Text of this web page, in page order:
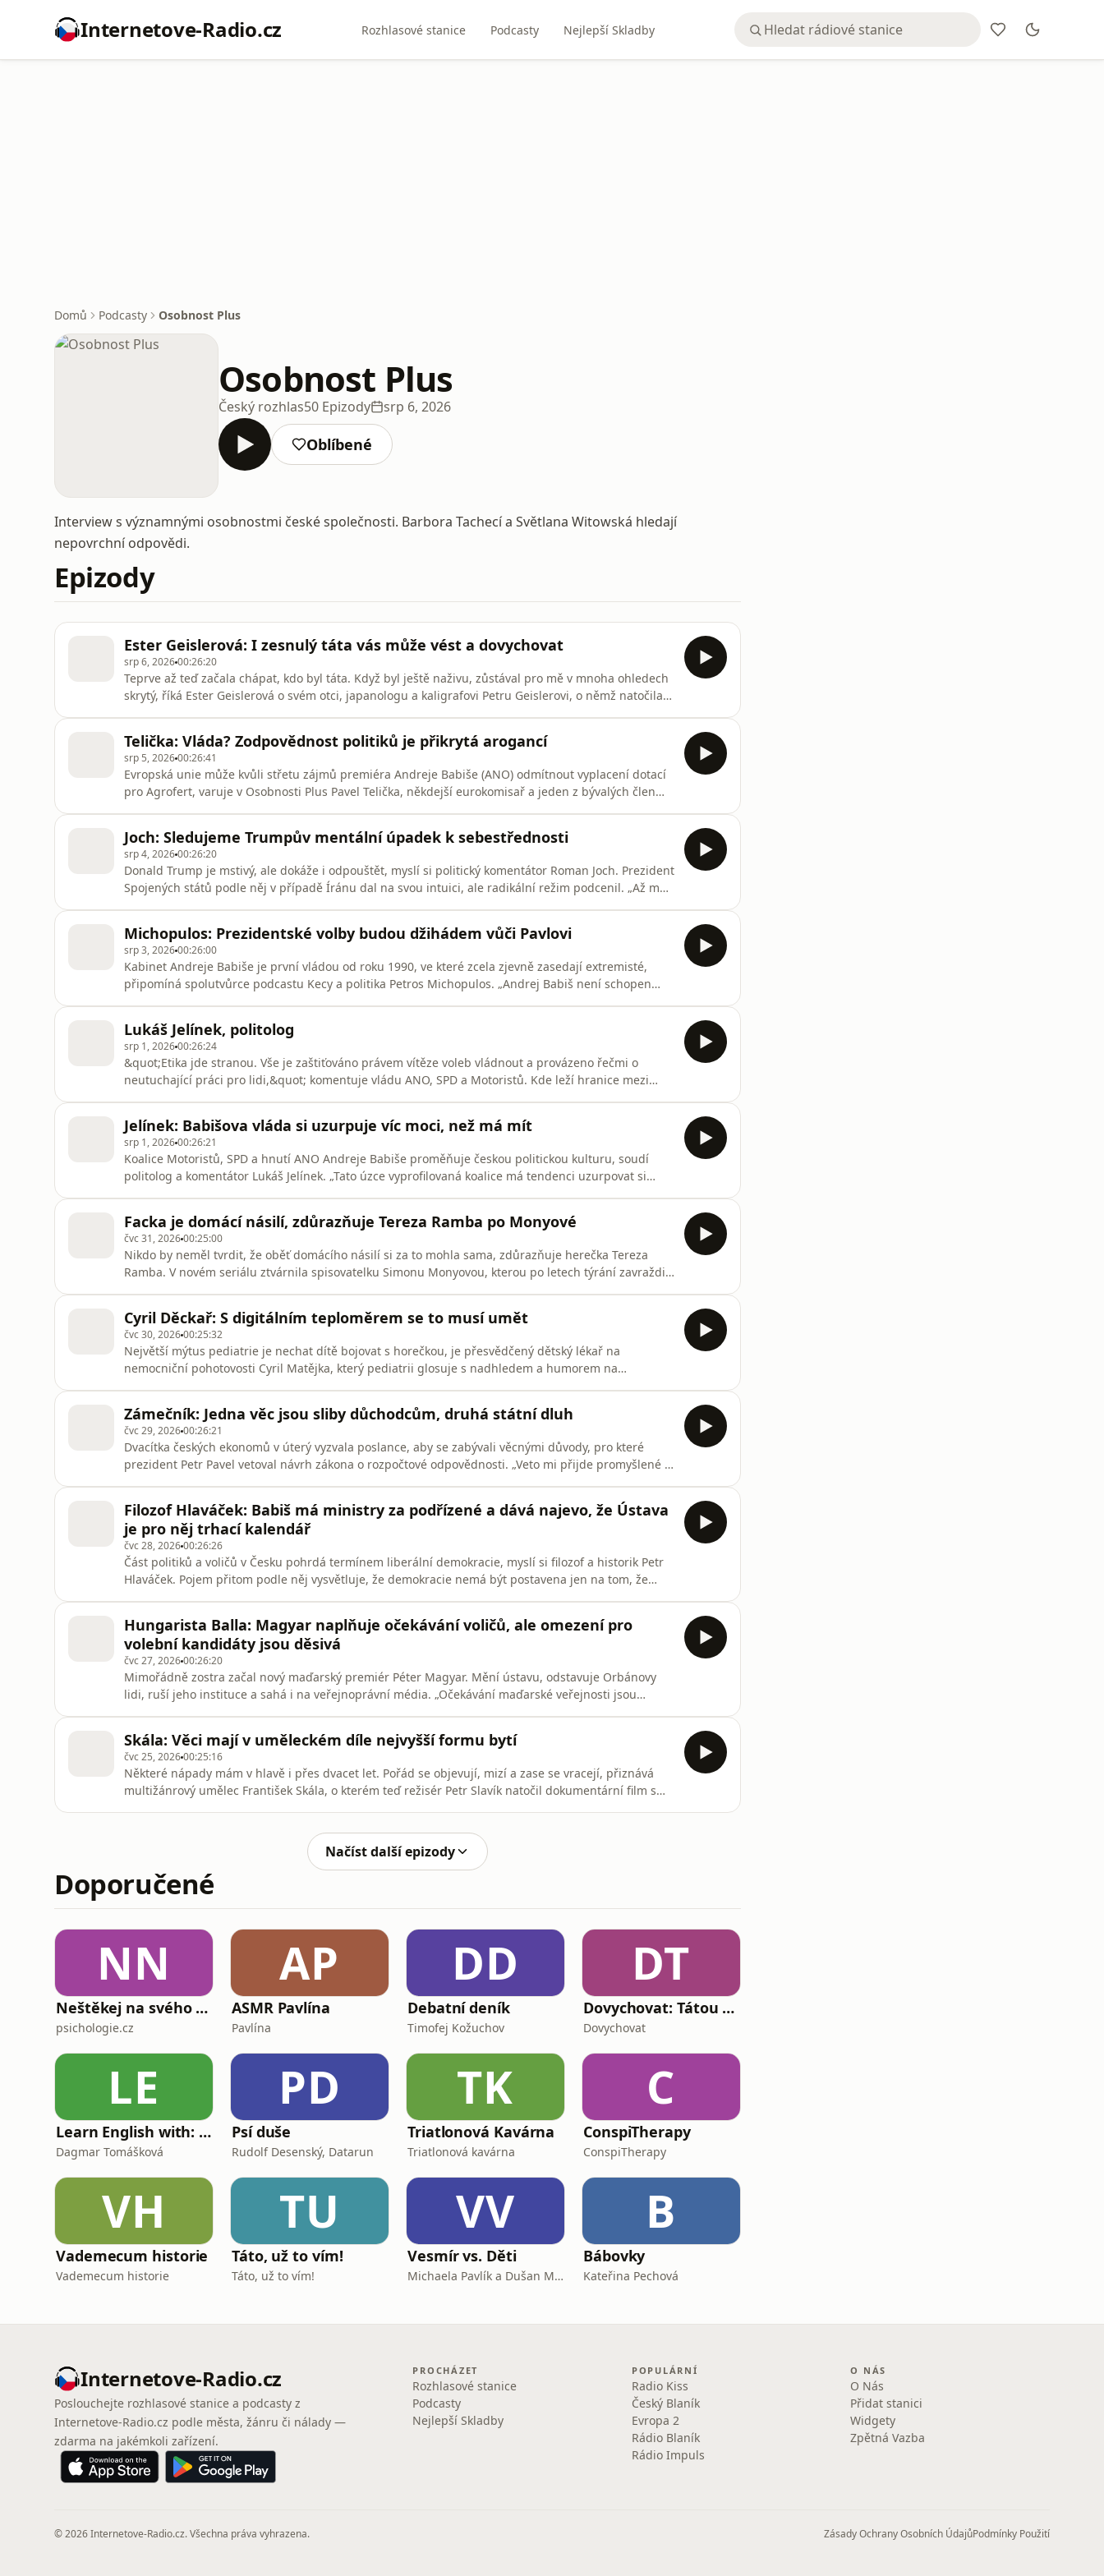
Internetove-Radio.cz Rozhlasové stanice Podcasty Nejlepší Skladby
Domů Podcasty Osobnost Plus
Osobnost Plus
Český rozhlas50 Epizody srp 6, 2026
Oblíbené
Interview s významnými osobnostmi české společnosti. Barbora Tachecí a Světlana Witowská hledají
nepovrchní odpovědi.
Epizody
Ester Geislerová: I zesnulý táta vás může vést a dovychovat
srp 6, 202600:26:20
Teprve až teď začala chápat, kdo byl táta. Když byl ještě naživu, zůstával pro mě v mnoha ohledech
skrytý, říká Ester Geislerová o svém otci, japanologu a kaligrafovi Petru Geislerovi, o němž natočila
film
Telička: Vláda? Zodpovědnost politiků je přikrytá arogancí
srp 5, 202600:26:41
Evropská unie může kvůli střetu zájmů premiéra Andreje Babiše (ANO) odmítnout vyplacení dotací
pro Agrofert, varuje v Osobnosti Plus Pavel Telička, někdejší eurokomisař a jeden z bývalých člen
zemi stále s
Joch: Sledujeme Trumpův mentální úpadek k sebestřednosti
srp 4, 202600:26:20
Donald Trump je mstivý, ale dokáže i odpouštět, myslí si politický komentátor Roman Joch. Prezident
Spojených států podle něj v případě Íránu dal na svou intuici, ale radikální režim podcenil. „Až mu
Trumpa je
Michopulos: Prezidentské volby budou džihádem vůči Pavlovi
srp 3, 202600:26:00
Kabinet Andreje Babiše je první vládou od roku 1990, ve které zcela zjevně zasedají extremisté,
připomíná spolutvůrce podcastu Kecy a politika Petros Michopulos. „Andrej Babiš není schopen
mu to umožňuje ze s
Lukáš Jelínek, politolog
srp 1, 202600:26:24
&quot;Etika jde stranou. Vše je zaštiťováno právem vítěze voleb vládnout a provázeno řečmi o
neutuchající práci pro lidi,&quot; komentuje vládu ANO, SPD a Motoristů. Kde leží hranice mezi
poslouchat v mobilní aplikaci
Jelínek: Babišova vláda si uzurpuje víc moci, než má mít
srp 1, 202600:26:21
Koalice Motoristů, SPD a hnutí ANO Andreje Babiše proměňuje českou politickou kulturu, soudí
politolog a komentátor Lukáš Jelínek. „Tato úzce vyprofilovaná koalice má tendenci uzurpovat si
Osobnosti Plus. „
Facka je domácí násilí, zdůrazňuje Tereza Ramba po Monyové
čvc 31, 202600:25:00
Nikdo by neměl tvrdit, že oběť domácího násilí si za to mohla sama, zdůrazňuje herečka Tereza
Ramba. V novém seriálu ztvárnila spisovatelku Simonu Monyovou, kterou po letech týrání zavraždil
řve, pak jít domů péc
Cyril Děckař: S digitálním teploměrem se to musí umět
čvc 30, 202600:25:32
Největší mýtus pediatrie je nechat dítě bojovat s horečkou, je přesvědčený dětský lékař na
nemocniční pohotovosti Cyril Matějka, který pediatrii glosuje s nadhledem a humorem na
pořadu Osobnost Plus. (Vysílám
Zámečník: Jedna věc jsou sliby důchodcům, druhá státní dluh
čvc 29, 202600:26:21
Dvacítka českých ekonomů v úterý vyzvala poslance, aby se zabývali věcnými důvody, pro které
prezident Petr Pavel vetoval návrh zákona o rozpočtové odpovědnosti. „Veto mi přijde promyšlené a
volby,“ hodnotí v pořadu Osobnost Plus Miroslav Zámečník, hlavní poradce České bankovní asociace
a bývalý člen Ná
Filozof Hlaváček: Babiš má ministry za podřízené a dává najevo, že Ústava
je pro něj trhací kalendář
čvc 28, 202600:26:26
Část politiků a voličů v Česku pohrdá termínem liberální demokracie, myslí si filozof a historik Petr
Hlaváček. Pojem přitom podle něj vysvětluje, že demokracie nemá být postavena jen na tom, že
neměl ig
Hungarista Balla: Magyar naplňuje očekávání voličů, ale omezení pro
volební kandidáty jsou děsivá
čvc 27, 202600:26:20
Mimořádně zostra začal nový maďarský premiér Péter Magyar. Mění ústavu, odstavuje Orbánovy
lidi, ruší jeho instituce a sahá i na veřejnoprávní média. „Očekávání maďarské veřejnosti jsou
„Měly by vyvolávat pom
Skála: Věci mají v uměleckém díle nejvyšší formu bytí
čvc 25, 202600:25:16
Některé nápady mám v hlavě i přes dvacet let. Pořád se objevují, mizí a zase se vracejí, přiznává
multižánrový umělec František Skála, o kterém teď režisér Petr Slavík natočil dokumentární film s
Načíst další epizody
Doporučené
NN
Neštěkej na svého psa
psichologie.cz
AP
ASMR Pavlína
Pavlína
DD
Debatní deník
Timofej Kožuchov
DT
Dovychovat: Tátou na celý život
Dovychovat
LE
Learn English with: My Life and Other Funny Stories
Dagmar Tomášková
PD
Psí duše
Rudolf Desenský, Datarun
TK
Triatlonová Kavárna
Triatlonová kavárna
C
ConspiTherapy
ConspiTherapy
VH
Vademecum historie
Vademecum historie
TU
Táto, už to vím!
Táto, už to vím!
VV
Vesmír vs. Děti
Michaela Pavlík a Dušan Majer
B
Bábovky
Kateřina Pechová
Internetove-Radio.cz
Poslouchejte rozhlasové stanice a podcasty z
Internetove-Radio.cz podle města, žánru či nálady —
zdarma na jakémkoli zařízení.
PROCHÁZET
Rozhlasové stanice
Podcasty
Nejlepší Skladby
POPULÁRNÍ
Radio Kiss
Český Blaník
Evropa 2
Rádio Blaník
Rádio Impuls
O NÁS
O Nás
Přidat stanici
Widgety
Zpětná Vazba
© 2026 Internetove-Radio.cz. Všechna práva vyhrazena. Zásady Ochrany Osobních ÚdajůPodmínky Použití